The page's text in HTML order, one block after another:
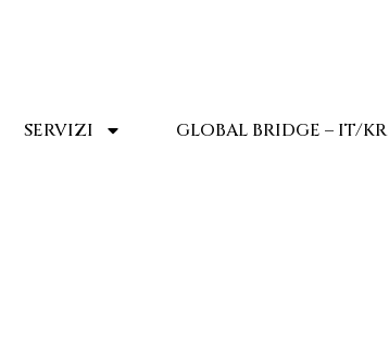
SERVIZI GLOBAL BRIDGE – IT/KR